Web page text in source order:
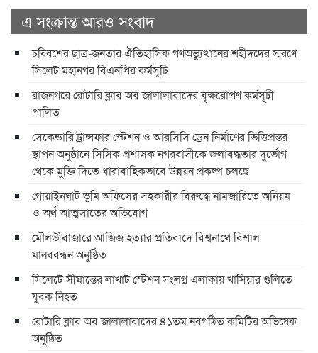
এ সংক্রান্ত আরও সংবাদ
চব্বিশের ছাত্র-জনতার ঐতিহাসিক গণঅভ্যুত্থানের শহীদদের স্মরণে
সিলেট মহানগর বিএনপির কর্মসূচি
রাজনগরে রোটারি ক্লাব অব জালালাবাদের বৃক্ষরোপণ কর্মসূচী
পালিত
সেকেন্ডারি ট্রান্সফার স্টেশন ও আরসিসি ড্রেন নির্মাণের ভিত্তিপ্রস্তর
স্থাপন অনুষ্ঠানে সিসিক প্রশাসক নগরবাসীকে জলাবদ্ধতার দুর্ভোগ
থেকে মুক্তি দিতে ধারাবাহিকভাবে উন্নয়ন প্রকল্প চলছে
গোয়াইনঘাট ভূমি অফিসের সহকারীর বিরুদ্ধে নামজারিতে অনিয়ম
ও অর্থ আত্মসাতের অভিযোগ
মৌলভীবাজারে আজিজ হত্যার প্রতিবাদে বিশ্বনাথে বিশাল
মানববন্ধন অনুষ্ঠিত
সিলেটে সীমান্তের লাখাট স্টেশন সংলগ্ন এলাকায় খাসিয়ার গুলিতে
যুবক নিহত
রোটারি ক্লাব অব জালালাবাদের ৪১তম নবগঠিত কমিটির অভিষেক
অনুষ্ঠিত